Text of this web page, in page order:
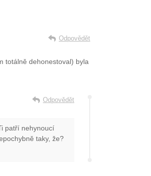
Odpovědět
totálně dehonestoval) byla
Odpovědět
patří nehynoucí
taky, že?